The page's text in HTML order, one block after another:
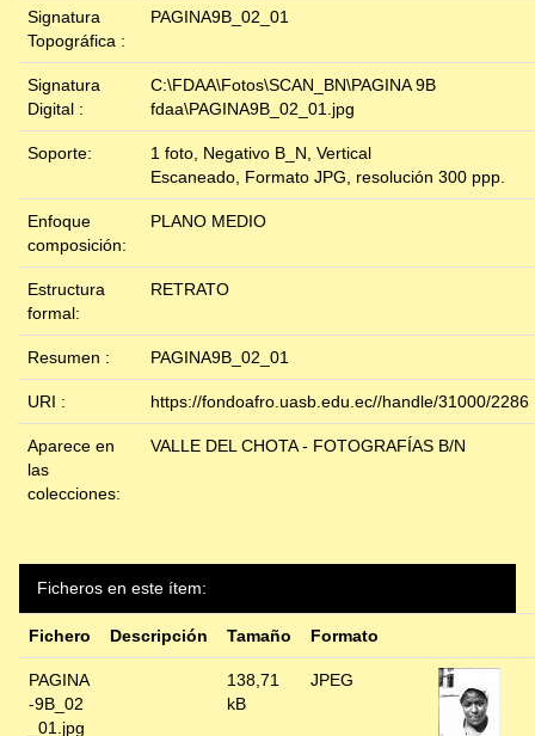
Signatura
Topográfica :
PAGINA9B_02_01
Signatura
Digital :
C:\FDAA\Fotos\SCAN_BN\PAGINA 9B
fdaa\PAGINA9B_02_01.jpg
Soporte:
1 foto, Negativo B_N, Vertical
Escaneado, Formato JPG, resolución 300 ppp.
Enfoque
composición:
PLANO MEDIO
Estructura
formal:
RETRATO
Resumen : PAGINA9B_02_01
URI : https://fondoafro.uasb.edu.ec//handle/31000/2286
Aparece en
las
colecciones:
VALLE DEL CHOTA - FOTOGRAFÍAS B/N
Ficheros en este ítem:
Fichero Descripción Tamaño Formato
PAGINA
-9B_02
_01.jpg
138,71
kB
JPEG